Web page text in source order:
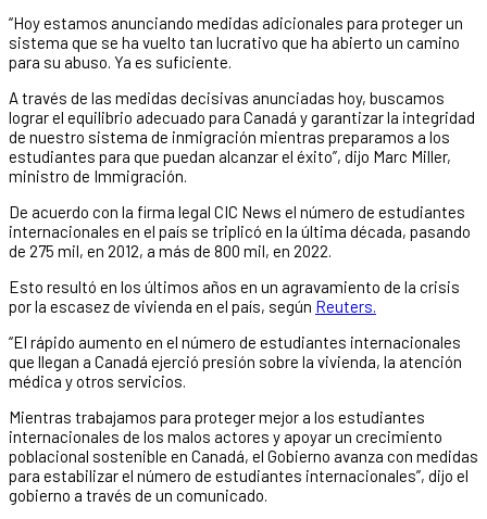
“Hoy estamos anunciando medidas adicionales para proteger un
sistema que se ha vuelto tan lucrativo que ha abierto un camino
para su abuso. Ya es suficiente.
A través de las medidas decisivas anunciadas hoy, buscamos
lograr el equilibrio adecuado para Canadá y garantizar la integridad
de nuestro sistema de inmigración mientras preparamos a los
estudiantes para que puedan alcanzar el éxito”, dijo Marc Miller,
ministro de Immigración.
De acuerdo con la firma legal CIC News el número de estudiantes
internacionales en el país se triplicó en la última década, pasando
de 275 mil, en 2012, a más de 800 mil, en 2022.
Esto resultó en los últimos años en un agravamiento de la crisis
por la escasez de vivienda en el país, según Reuters.
“El rápido aumento en el número de estudiantes internacionales
que llegan a Canadá ejerció presión sobre la vivienda, la atención
médica y otros servicios.
Mientras trabajamos para proteger mejor a los estudiantes
internacionales de los malos actores y apoyar un crecimiento
poblacional sostenible en Canadá, el Gobierno avanza con medidas
para estabilizar el número de estudiantes internacionales”, dijo el
gobierno a través de un comunicado.